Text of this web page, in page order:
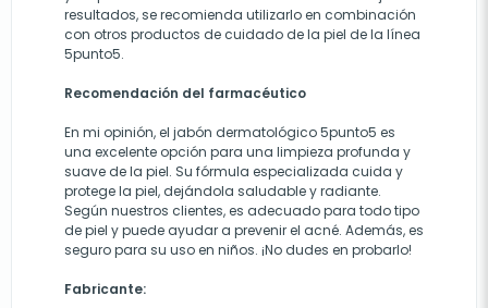
resultados, se recomienda utilizarlo en combinación
con otros productos de cuidado de la piel de la línea
5punto5.
Recomendación del farmacéutico
En mi opinión, el jabón dermatológico 5punto5 es
una excelente opción para una limpieza profunda y
suave de la piel. Su fórmula especializada cuida y
protege la piel, dejándola saludable y radiante.
Según nuestros clientes, es adecuado para todo tipo
de piel y puede ayudar a prevenir el acné. Además, es
seguro para su uso en niños. ¡No dudes en probarlo!
Fabricante: